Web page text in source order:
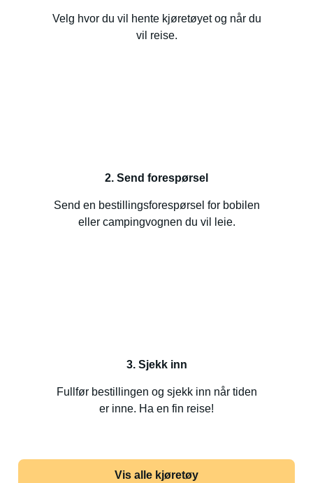
Velg hvor du vil hente kjøretøyet og når du
vil reise.
2. Send forespørsel
Send en bestillingsforespørsel for bobilen
eller campingvognen du vil leie.
3. Sjekk inn
Fullfør bestillingen og sjekk inn når tiden
er inne. Ha en fin reise!
Vis alle kjøretøy